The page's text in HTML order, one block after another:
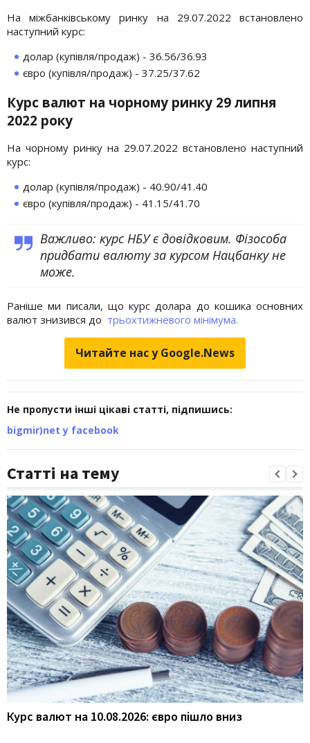
На міжбанківському ринку на 29.07.2022 встановлено
наступний курс:
долар (купівля/продаж) - 36.56/36.93
євро (купівля/продаж) - 37.25/37.62
Курс валют на чорному ринку 29 липня
2022 року
На чорному ринку на 29.07.2022 встановлено наступний
курс:
долар (купівля/продаж) - 40.90/41.40
євро (купівля/продаж) - 41.15/41.70
Важливо: курс НБУ є довідковим. Фізособа
придбати валюту за курсом Нацбанку не
може.
Раніше ми писали, що курс долара до кошика основних
валют знизився до трьохтижневого мінімума.
Читайте нас у Google.News
Не пропусти інші цікаві статті, підпишись:
bigmir)net у facebook
Статті на тему
Курс валют на 10.08.2026: євро пішло вниз